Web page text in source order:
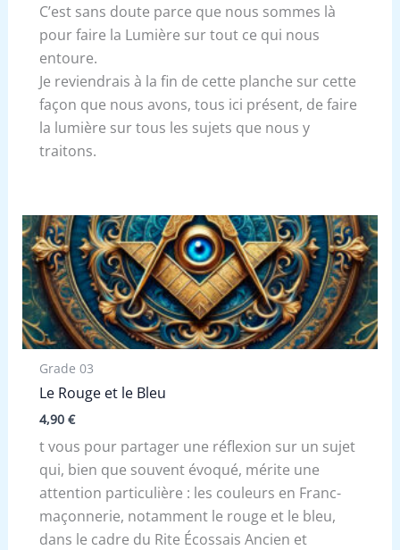
C’est sans doute parce que nous sommes là
pour faire la Lumière sur tout ce qui nous
entoure.
Je reviendrais à la fin de cette planche sur cette
façon que nous avons, tous ici présent, de faire
la lumière sur tous les sujets que nous y
traitons.
Grade 03
Le Rouge et le Bleu
4,90 €
t vous pour partager une réflexion sur un sujet
qui, bien que souvent évoqué, mérite une
attention particulière : les couleurs en Franc-
maçonnerie, notamment le rouge et le bleu,
dans le cadre du Rite Écossais Ancien et